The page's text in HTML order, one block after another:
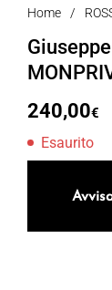
Home /
240,00€
Esaurito